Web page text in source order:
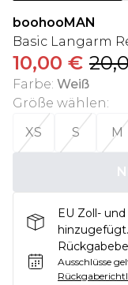
boohooMAN
Basic Langarm
10,00 €
Farbe: Weiß
Größe wählen:
XS
S M
EU Zoll-
Ausschlüsse